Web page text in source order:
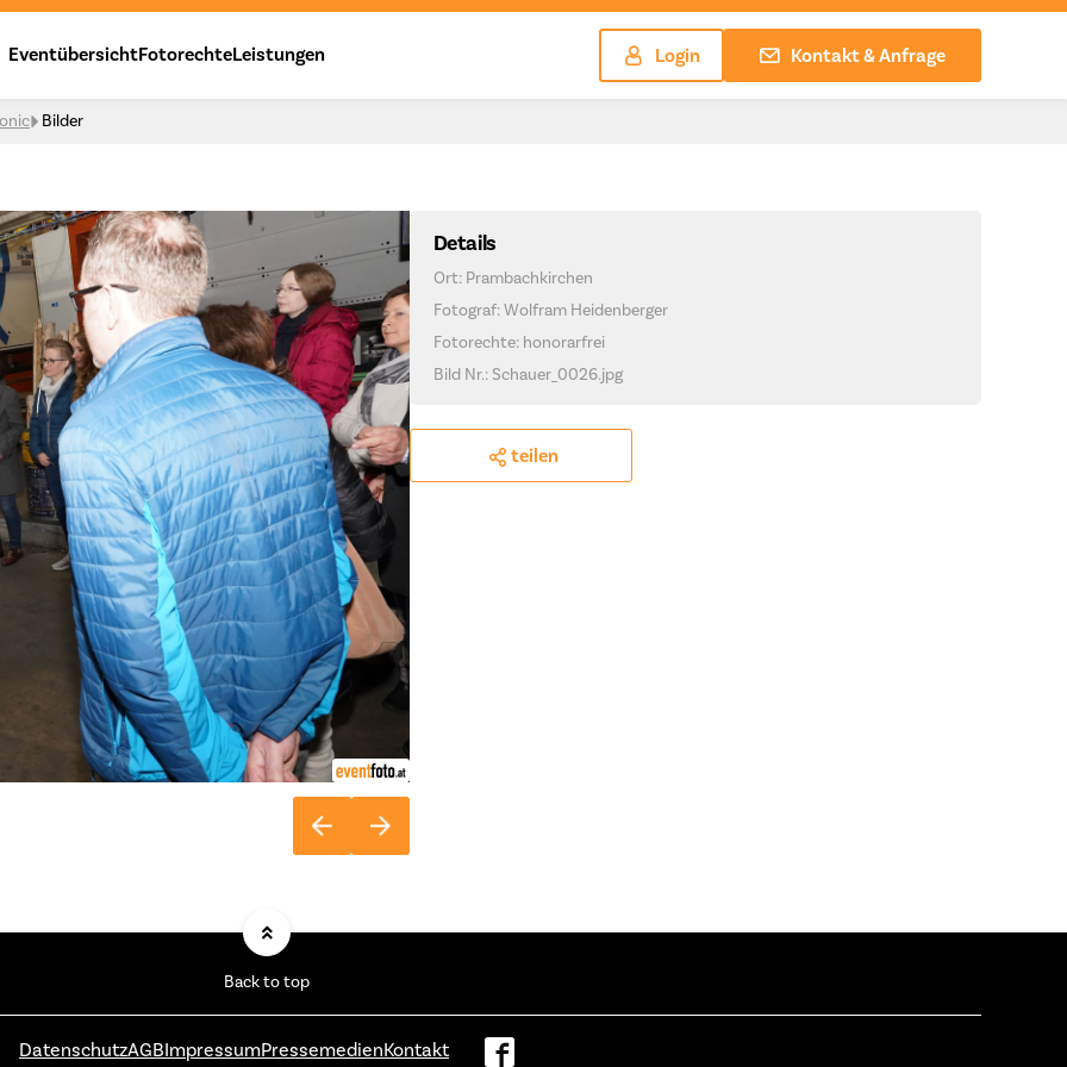
EventübersichtFotorechteLeistungen Login Kontakt & Anfrage
Bilder
Details
Ort: Prambachkirchen
Fotograf: Wolfram Heidenberger
Fotorechte: honorarfrei
Bild Nr.: Schauer_0026.jpg
teilen
Back to top
DatenschutzAGBImpressumPressemedienKontakt